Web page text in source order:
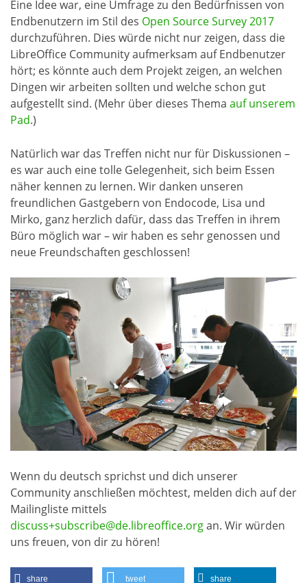
Eine Idee war, eine Umfrage zu den Bedürfnissen von
Endbenutzern im Stil des Open Source Survey 2017
durchzuführen. Dies würde nicht nur zeigen, dass die
LibreOffice Community aufmerksam auf Endbenutzer
hört; es könnte auch dem Projekt zeigen, an welchen
Dingen wir arbeiten sollten und welche schon gut
aufgestellt sind. (Mehr über dieses Thema auf unserem
Pad.)
Natürlich war das Treffen nicht nur für Diskussionen –
es war auch eine tolle Gelegenheit, sich beim Essen
näher kennen zu lernen. Wir danken unseren
freundlichen Gastgebern von Endocode, Lisa und
Mirko, ganz herzlich dafür, dass das Treffen in ihrem
Büro möglich war – wir haben es sehr genossen und
neue Freundschaften geschlossen!
Wenn du deutsch sprichst und dich unserer
Community anschließen möchtest, melden dich auf der
Mailingliste mittels
discuss+subscribe@de.libreoffice.organ. Wir würden
uns freuen, von dir zu hören!
share tweet share